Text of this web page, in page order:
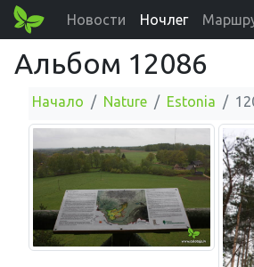
Новости Ночлег
Альбом 12086
Начало Nature Estonia